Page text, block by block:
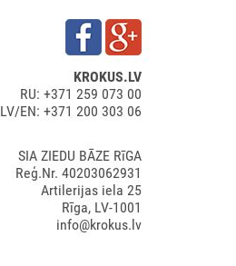
KROKUS.LV
RU: +371 259 073 00
LV/EN: +371 200 303 06
SIA ZIEDU BĀZE RīGA
Reģ.Nr. 40203062931
Artilerijas iela 25
Rīga, LV-1001
info@krokus.lv